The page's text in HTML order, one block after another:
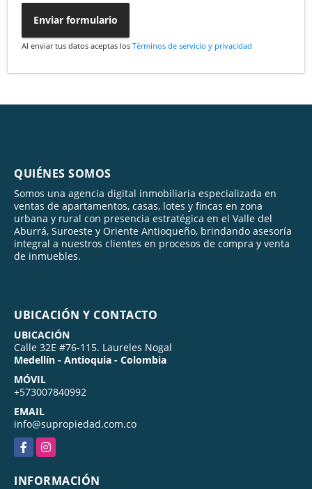
Enviar formulario
Al enviar tus datos aceptas los Términos de servicio y privacidad
QUIÉNES SOMOS
Somos una agencia digital inmobiliaria especializada en
ventas de apartamentos, casas, lotes y fincas en zona
urbana y rural con presencia estratégica en el Valle del
Aburrá, Suroeste y Oriente Antioqueño, brindando asesoría
integral a nuestros clientes en procesos de compra y venta
de inmuebles.
UBICACIÓN Y CONTACTO
UBICACIÓN
Calle 32E #76-115. Laureles Nogal
Medellín - Antioquia - Colombia
MÓVIL
+573007840992
EMAIL
info@supropiedad.com.co
FacebookInstagram
INFORMACIÓN